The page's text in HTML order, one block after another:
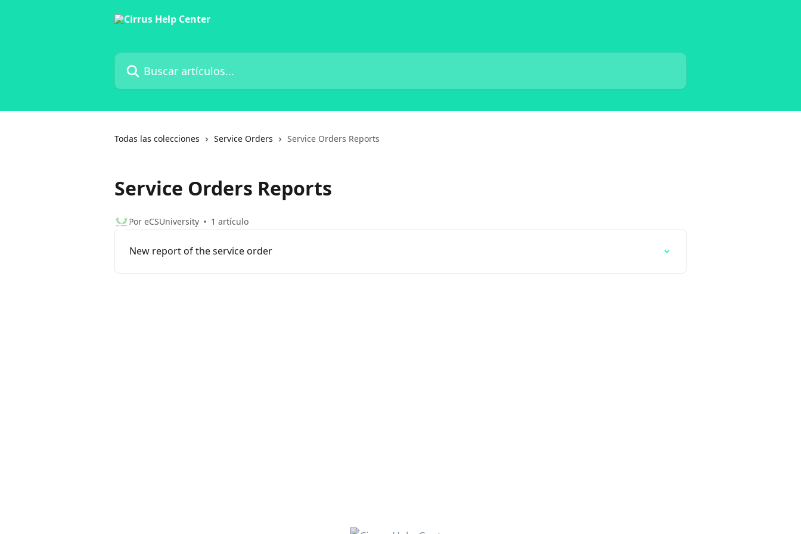
Buscar artículos...
Todas las colecciones Service Orders Service Orders Reports
Service Orders Reports
Por eCSUniversity 1 artículo
New report of the service order